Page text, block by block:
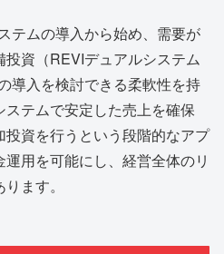
テムの導入から始め、需要が
資（REVIデュアルシステム
導入を検討できる柔軟性を持
テムで安定した売上を確保
投資を行うという段階的なアプ
用を可能にし、経営全体のリ
ます。